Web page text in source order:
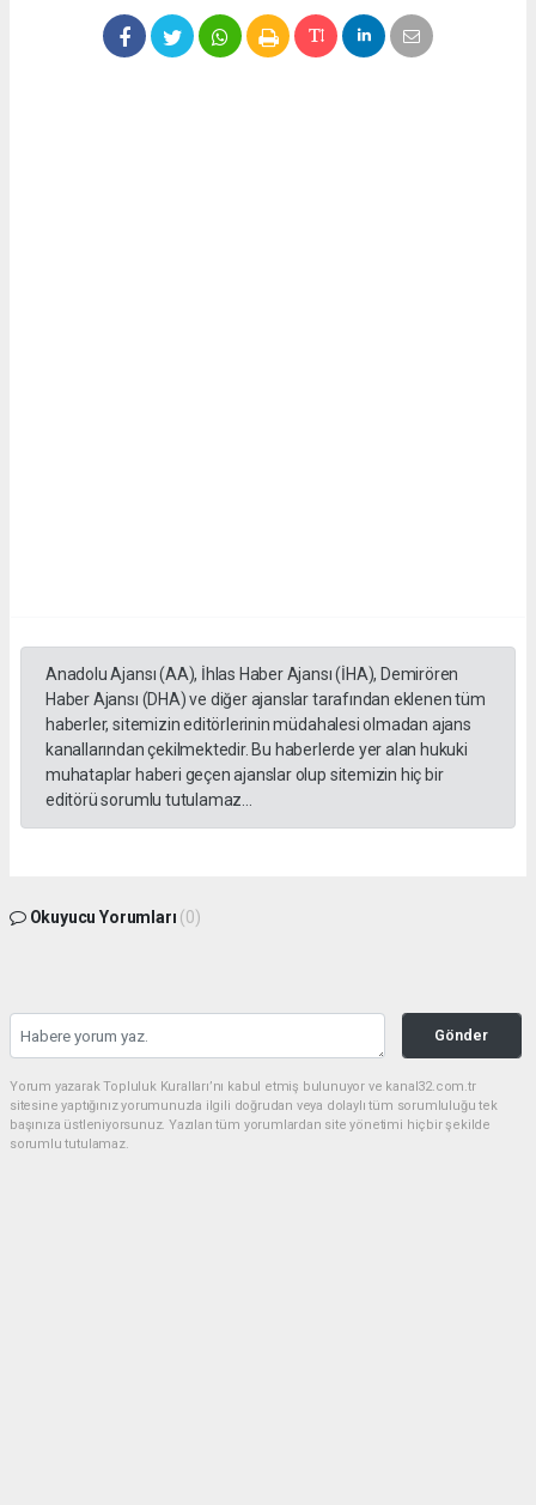
Anadolu Ajansı (AA), İhlas Haber Ajansı (İHA), Demirören
Haber Ajansı (DHA) ve diğer ajanslar tarafından eklenen tüm
haberler, sitemizin editörlerinin müdahalesi olmadan ajans
kanallarından çekilmektedir. Bu haberlerde yer alan hukuki
muhataplar haberi geçen ajanslar olup sitemizin hiç bir
editörü sorumlu tutulamaz...
Okuyucu Yorumları (0)
Gönder
Yorum yazarak Topluluk Kuralları’nı kabul etmiş bulunuyor ve kanal32.com.tr
sitesine yaptığınız yorumunuzla ilgili doğrudan veya dolaylı tüm sorumluluğu tek
başınıza üstleniyorsunuz. Yazılan tüm yorumlardan site yönetimi hiçbir şekilde
sorumlu tutulamaz.